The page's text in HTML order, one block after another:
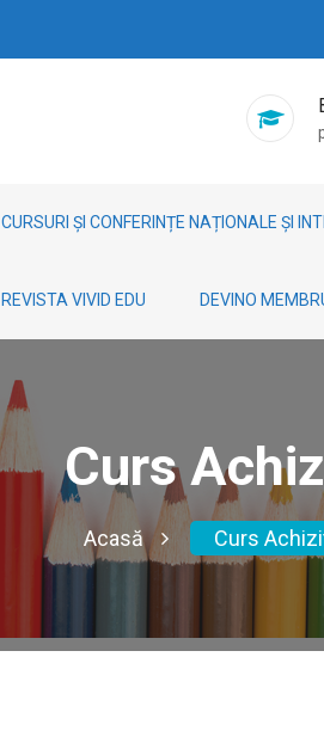
CURSURI ȘI CONFERINȚE NAȚIONALE ȘI
REVISTA VIVID EDU DEVINO
Curs
Acasă Curs